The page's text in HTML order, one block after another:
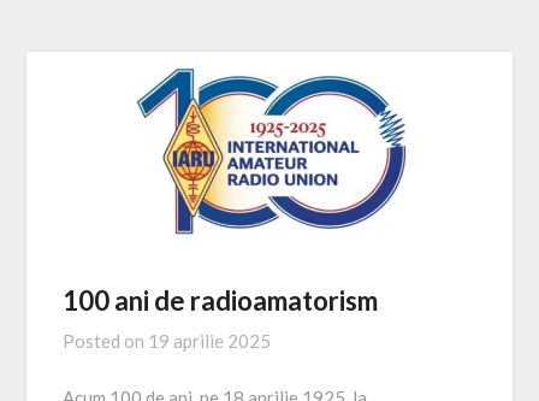
100 ani de radioamatorism
Posted on 19 aprilie 2025